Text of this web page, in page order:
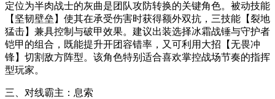
定位为半肉战士的灰曲是团队攻防转换的关键角色。被动技能
【坚韧壁垒】使其在承受伤害时获得额外双抗，三技能【裂地
猛击】兼具控制与破甲效果。建议出装选择冰霜战锤与守护者
铠甲的组合，既能提升开团容错率，又可利用大招【无畏冲
锋】切割敌方阵型。该角色特别适合喜欢掌控战场节奏的指挥
型玩家。
三、对线霸主：息索